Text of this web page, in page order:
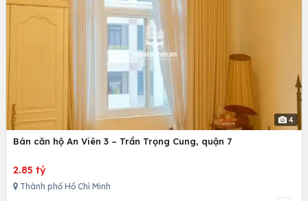
4
Bán căn hộ An Viên 3 – Trần Trọng Cung, quận 7
2.85 tỷ
Thành phố Hồ Chí Minh